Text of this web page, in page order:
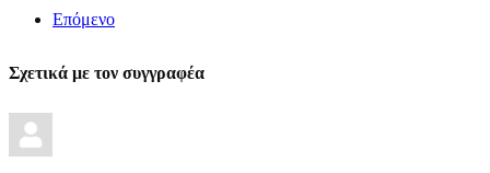
Επόμενο
Σχετικά με τον συγγραφέα